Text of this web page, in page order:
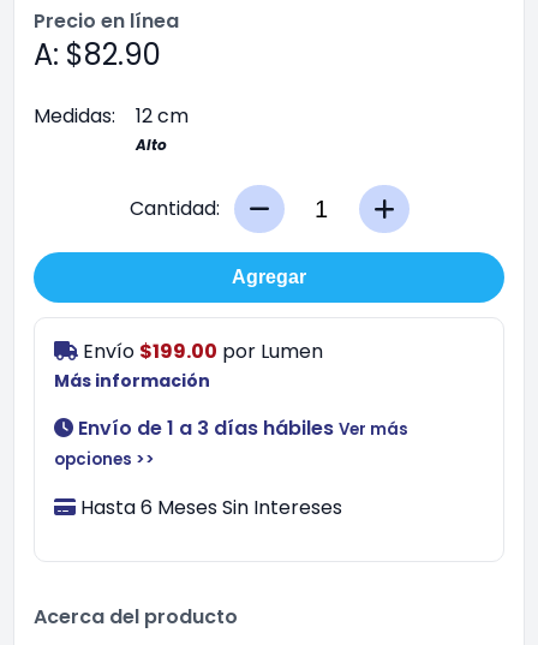
Precio en línea
A: $82.90
Medidas: 12 cm
Alto
Cantidad:
Agregar
Envío $199.00 por Lumen
Más información
Envío de 1 a 3 días hábiles Ver más
opciones >>
Hasta 6 Meses Sin Intereses
Acerca del producto